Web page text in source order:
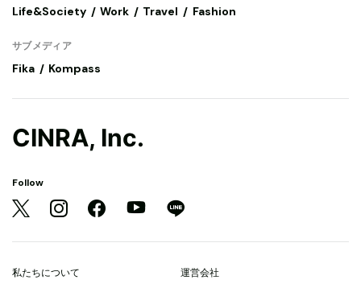
Life&Society
Work Travel Fashion
サブメディア
Fika Kompass
CINRA, Inc.
Follow
私たちについて 運営会社